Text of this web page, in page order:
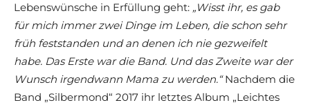
Lebenswünsche in Erfüllung geht: „Wisst ihr, es gab
für mich immer zwei Dinge im Leben, die schon sehr
früh feststanden und an denen ich nie gezweifelt
habe. Das Erste war die Band. Und das Zweite war der
Wunsch irgendwann Mama zu werden.“Nachdem die
Band „Silbermond“ 2017 ihr letztes Album „Leichtes